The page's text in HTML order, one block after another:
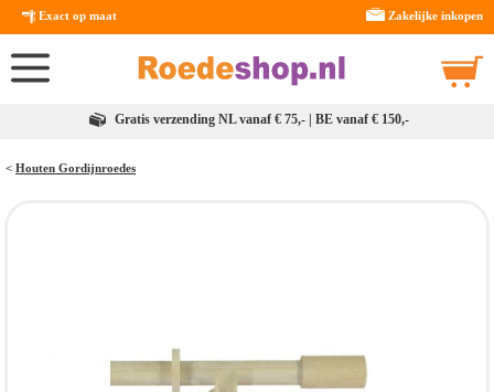
Exact op maat Zakelijke inkopen
Gratis verzending NL vanaf € 75,- | BE vanaf € 150,-
< Houten Gordijnroedes